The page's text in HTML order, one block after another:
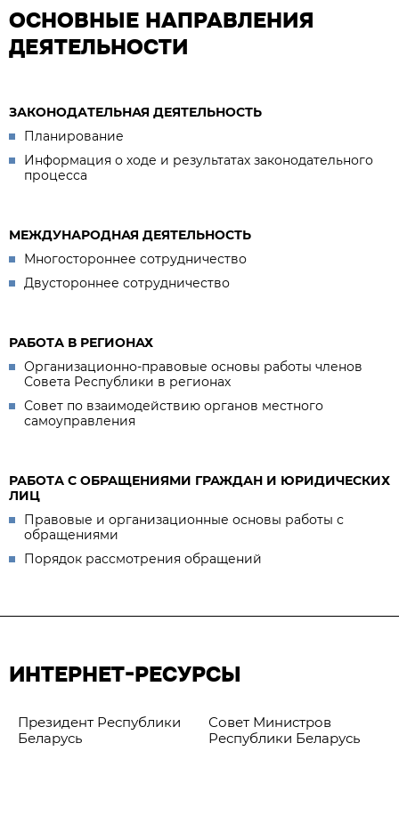
ОСНОВНЫЕ НАПРАВЛЕНИЯ
ДЕЯТЕЛЬНОСТИ
ЗАКОНОДАТЕЛЬНАЯ ДЕЯТЕЛЬНОСТЬ
Планирование
Информация о ходе и результатах законодательного
процесса
МЕЖДУНАРОДНАЯ ДЕЯТЕЛЬНОСТЬ
Многостороннее сотрудничество
Двустороннее сотрудничество
РАБОТА В РЕГИОНАХ
Организационно-правовые основы работы членов
Совета Республики в регионах
Совет по взаимодействию органов местного
самоуправления
РАБОТА С ОБРАЩЕНИЯМИ ГРАЖДАН И ЮРИДИЧЕСКИХ
ЛИЦ
Правовые и организационные основы работы с
обращениями
Порядок рассмотрения обращений
ИНТЕРНЕТ-РЕСУРСЫ
Президент Республики
Беларусь
Совет Министров
Республики Беларусь